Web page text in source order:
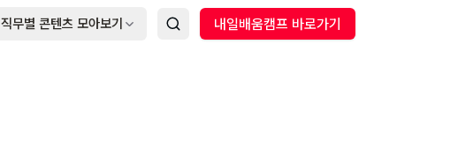
직무별 콘텐츠 모아보기 내일배움캠프 바로가기